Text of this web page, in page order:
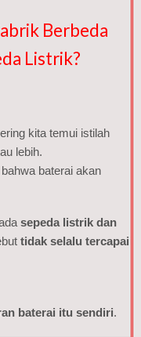
Berbeda
Listrik?
kita temui istilah
lebih.
baterai akan
sepeda listrik dan
tidak selalu tercapai
baterai itu sendiri.